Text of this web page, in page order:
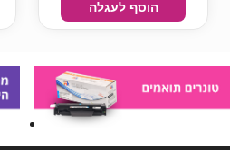
הוסף לעגלה